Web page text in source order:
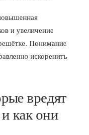
и увеличение
Понимание
искоренить
вредят
как они